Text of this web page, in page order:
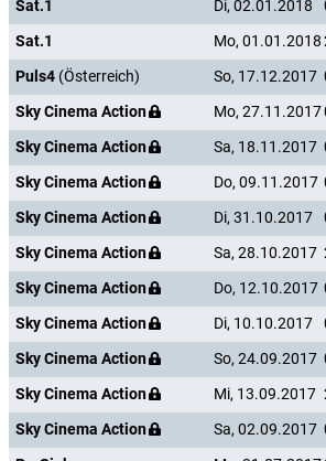
Sat.1
Di, 02.01.2018
Sat.1
Mo, 01.01.2018
Puls4 (Österreich) So, 17.12.2017
Sky Cinema Action
Mo, 27.11.2017
Sky Cinema Action
Sa, 18.11.2017
Sky Cinema Action
Do, 09.11.2017
Sky Cinema Action
Di, 31.10.2017
Sky Cinema Action
Sa, 28.10.2017
Sky Cinema Action
Do, 12.10.2017
Sky Cinema Action
Di, 10.10.2017
Sky Cinema Action
So, 24.09.2017
Sky Cinema Action
Mi, 13.09.2017
Sky Cinema Action
Sa, 02.09.2017